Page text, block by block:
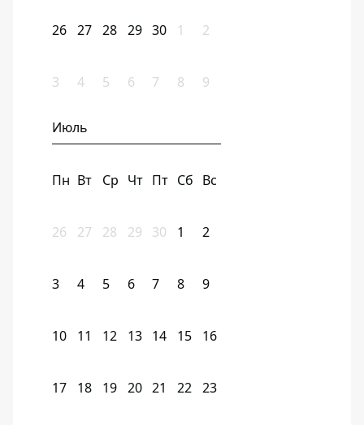
26 27 28 29 30 1 2
3 4 5 6 7 8 9
Июль
Пн Вт Ср Чт Пт Сб Вс
26 27 28 29 30 1 2
3 4 5 6 7 8 9
10 11 12 13 14 15 16
17 18 19 20 21 22 23